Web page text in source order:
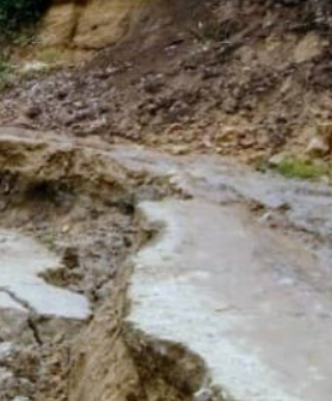
l’actualité
focalise sur des
du fleuve Congo.